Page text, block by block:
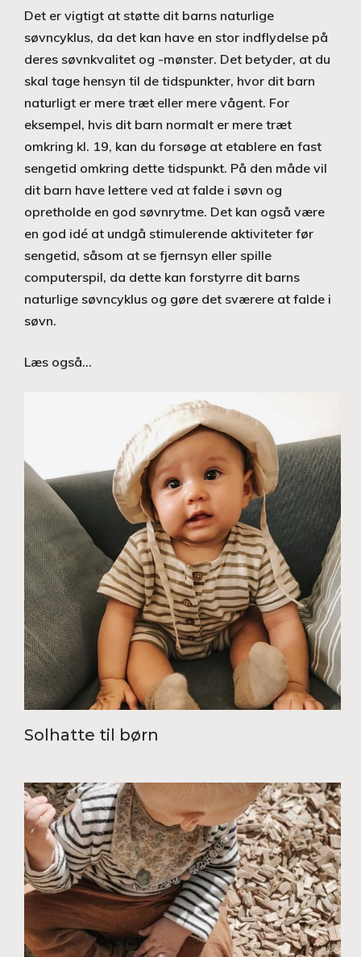
Det er vigtigt at støtte dit barns naturlige
søvncyklus, da det kan have en stor indflydelse på
deres søvnkvalitet og -mønster. Det betyder, at du
skal tage hensyn til de tidspunkter, hvor dit barn
naturligt er mere træt eller mere vågent. For
eksempel, hvis dit barn normalt er mere træt
omkring kl. 19, kan du forsøge at etablere en fast
sengetid omkring dette tidspunkt. På den måde vil
dit barn have lettere ved at falde i søvn og
opretholde en god søvnrytme. Det kan også være
en god idé at undgå stimulerende aktiviteter før
sengetid, såsom at se fjernsyn eller spille
computerspil, da dette kan forstyrre dit barns
naturlige søvncyklus og gøre det sværere at falde i
søvn.
Læs også…
Solhatte til børn